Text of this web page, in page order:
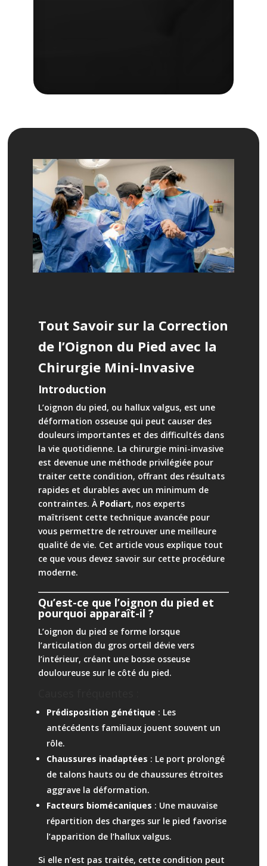
Tout Savoir sur la Correction
de l’Oignon du Pied avec la
Chirurgie Mini-Invasive
Introduction
L’oignon du pied, ou hallux valgus, est une
déformation osseuse qui peut causer des
douleurs importantes et des difficultés dans
la vie quotidienne. La chirurgie mini-invasive
est devenue une méthode privilégiée pour
traiter cette condition, offrant des résultats
rapides et durables avec un minimum de
contraintes. À Podiart, nos experts
maîtrisent cette technique avancée pour
vous permettre de retrouver une meilleure
qualité de vie. Cet article vous explique tout
ce que vous devez savoir sur cette procédure
moderne.
Qu’est-ce que l’oignon du pied et
pourquoi apparaît-il ?
L’oignon du pied se forme lorsque
l’articulation du gros orteil dévie vers
l’intérieur, créant une bosse osseuse
douloureuse sur le côté du pied.
Prédisposition génétique : Les
antécédents familiaux jouent souvent un
rôle.
Chaussures inadaptées : Le port prolongé
de talons hauts ou de chaussures étroites
aggrave la déformation.
Facteurs biomécaniques : Une mauvaise
répartition des charges sur le pied favorise
l’apparition de l’hallux valgus.
Si elle n’est pas traitée, cette condition peut